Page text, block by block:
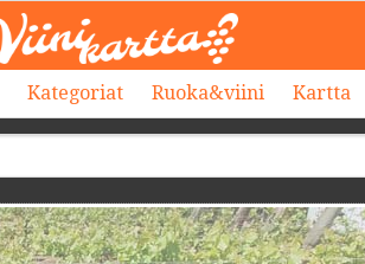
Kategoriat Ruoka&viini Kartta